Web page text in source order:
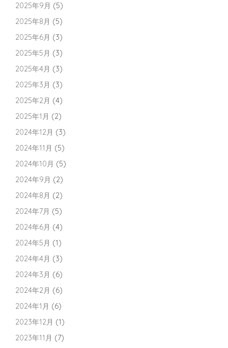
2025年9月 (5)
2025年8月 (5)
2025年6月 (3)
2025年5月 (3)
2025年4月 (3)
2025年3月 (3)
2025年2月 (4)
2025年1月 (2)
2024年12月 (3)
2024年11月 (5)
2024年10月 (5)
2024年9月 (2)
2024年8月 (2)
2024年7月 (5)
2024年6月 (4)
2024年5月 (1)
2024年4月 (3)
2024年3月 (6)
2024年2月 (6)
2024年1月 (6)
2023年12月 (1)
2023年11月 (7)